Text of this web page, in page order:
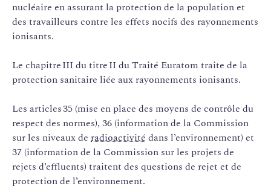
nucléaire en assurant la protection de la population et
des travailleurs contre les effets nocifs des rayonnements
ionisants.
Le chapitre III du titre II du Traité Euratom traite de la
protection sanitaire liée aux rayonnements ionisants.
Les articles 35 (mise en place des moyens de contrôle du
respect des normes), 36 (information de la Commission
sur les niveaux de radioactivité dans l’environnement) et
37 (information de la Commission sur les projets de
rejets d’effluents) traitent des questions de rejet et de
protection de l’environnement.